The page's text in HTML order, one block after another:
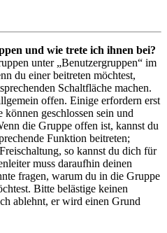
und wie trete ich ihnen bei?
unter „Benutzergruppen“ im
du einer beitreten möchtest,
Schaltfläche machen.
offen. Einige erfordern erst
können geschlossen sein und
die Gruppe offen ist, kannst du
Funktion beitreten;
so kannst du dich für
muss daraufhin deinen
fragen, warum du in die Gruppe
Bitte belästige keinen
ablehnt, er wird einen Grund